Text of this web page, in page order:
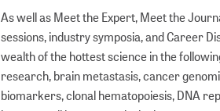
As well as Meet the Expert, Meet the
sessions, industry symposia, and Career
wealth of the hottest science in the
research, brain metastasis, cancer
biomarkers, clonal hematopoiesis, DNA